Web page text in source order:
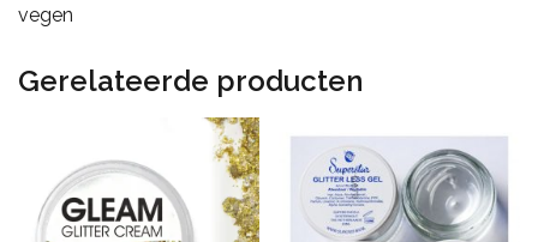
vegen
Gerelateerde producten